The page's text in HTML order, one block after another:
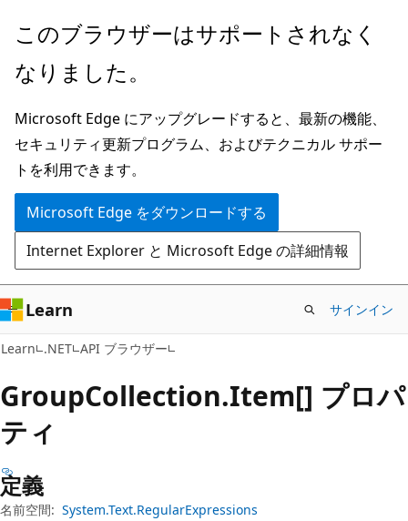
メ
ン
ン
テ
ン
ツ
に
ス
キ
ッ
プ
ペ
ジ
ナ
ビ
ゲ
ー
シ
ョ
ン
に
ス
キ
ッ
プ
このブラウザーはサポートされなく
なりました。
Microsoft Edge にアップグレードすると、最新の機能、
セキュリティ更新プログラム、およびテクニカル サポー
トを利用できます。
Microsoft Edge をダウンロードする
Internet Explorer と Microsoft Edge の詳細情報
Learn サインイン
Learn .NET API ブラウザー
GroupCollection.Item[] プロパ
ティ
定義
名前空間: System.Text.RegularExpressions